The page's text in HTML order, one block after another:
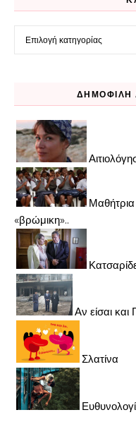
Kατηγορίες
ΔΗΜΟΦΙΛΉ
Μαθήτρια
«βρώμικη»..
Αν είσαι
Σλατίνα